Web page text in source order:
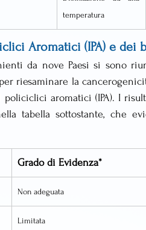
temperatura
Aromatici (IPA) e dei
da nove Paesi si sono
riesaminare la
aromatici (IPA). I
tabella sottostante, che
Grado di Evidenza*
Non adeguata
Limitata